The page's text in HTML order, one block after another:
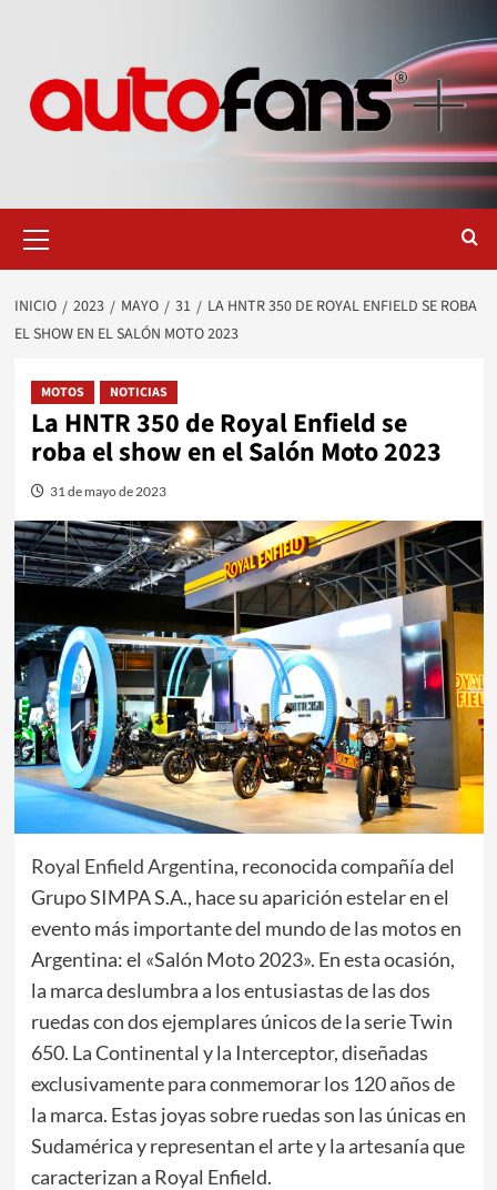
primario
INICIO 2023 MAYO 31
LA HNTR 350 DE ROYAL ENFIELD SE ROBA
EL SHOW EN EL SALÓN MOTO 2023
MOTOS NOTICIAS
La HNTR 350 de Royal Enfield se
roba el show en el Salón Moto 2023
31 de mayo de 2023
Royal Enfield Argentina, reconocida compañía del
Grupo SIMPA S.A., hace su aparición estelar en el
evento más importante del mundo de las motos en
Argentina: el «Salón Moto 2023». En esta ocasión,
la marca deslumbra a los entusiastas de las dos
ruedas con dos ejemplares únicos de la serie Twin
650. La Continental y la Interceptor, diseñadas
exclusivamente para conmemorar los 120 años de
la marca. Estas joyas sobre ruedas son las únicas en
Sudamérica y representan el arte y la artesanía que
caracterizan a Royal Enfield.